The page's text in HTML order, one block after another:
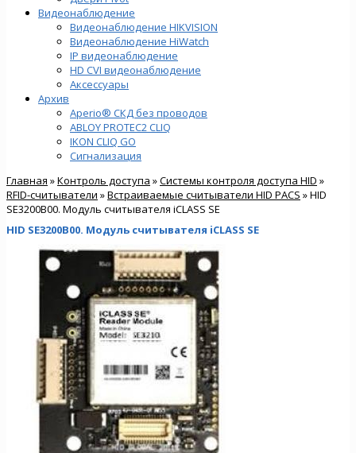
Видеонаблюдение
Видеонаблюдение HIKVISION
Видеонаблюдение HiWatch
IP видеонаблюдение
HD CVI видеонаблюдение
Аксессуары
Архив
Aperio® СКД без проводов
ABLOY PROTEC2 CLIQ
IKON CLIQ GO
Сигнализация
Главная »Контроль доступа »Системы контроля доступа HID »
RFID-считыватели »Встраиваемые считыватели HID PACS » HID
SE3200B00. Модуль считывателя iCLASS SE
HID SE3200B00. Модуль считывателя iCLASS SE